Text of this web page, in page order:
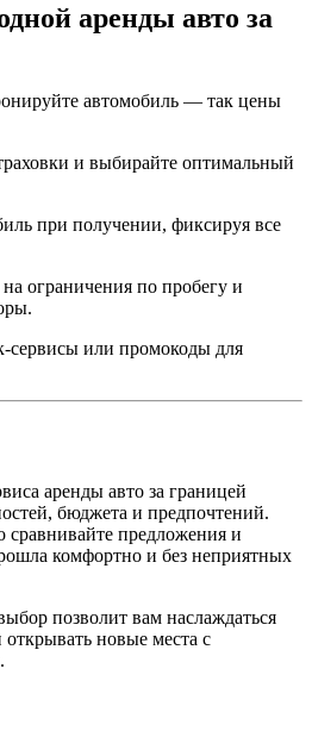
аренды авто за
автомобиль — так цены
и выбирайте оптимальный
при получении, фиксируя все
ограничения по пробегу и
сервисы или промокоды для
аренды авто за границей
бюджета и предпочтений.
сравнивайте предложения и
комфортно и без неприятных
позволит вам наслаждаться
новые места с